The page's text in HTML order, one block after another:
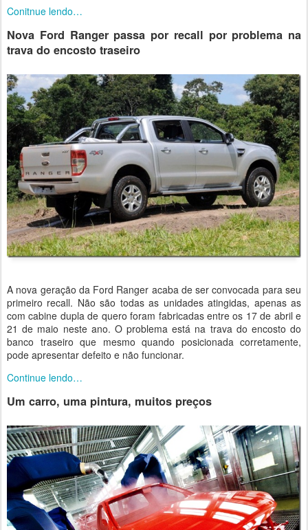
Conitnue lendo…
Nova Ford Ranger passa por recall por problema na
trava do encosto traseiro
A nova geração da Ford Ranger acaba de ser convocada para seu
primeiro recall. Não são todas as unidades atingidas, apenas as
com cabine dupla de quero foram fabricadas entre os 17 de abril e
21 de maio neste ano. O problema está na trava do encosto do
banco traseiro que mesmo quando posicionada corretamente,
pode apresentar defeito e não funcionar.
Continue lendo…
Um carro, uma pintura, muitos preços